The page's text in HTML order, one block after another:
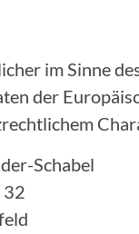
im Sinne
der
Schabel
32